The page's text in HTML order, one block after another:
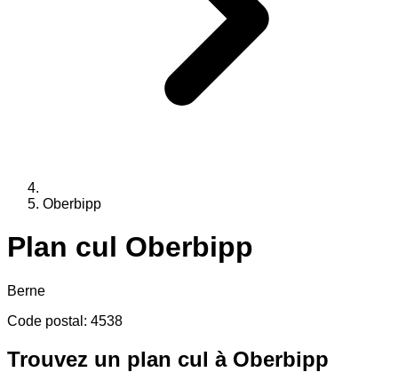
Oberbipp
Plan cul Oberbipp
Berne
Code postal : 4538
Trouvez un plan cul à Oberbipp